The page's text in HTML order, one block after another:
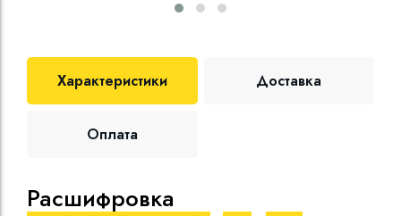
Характеристики Доставка
Оплата
Расшифровка